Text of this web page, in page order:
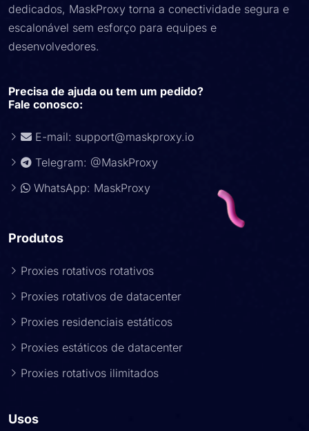
dedicados, MaskProxy torna a conectividade segura e
escalonável sem esforço para equipes e
desenvolvedores.
Precisa de ajuda ou tem um pedido?
Fale conosco:
E-mail: support@maskproxy.io
Telegram: @MaskProxy
WhatsApp: MaskProxy
Produtos
Proxies rotativos rotativos
Proxies rotativos de datacenter
Proxies residenciais estáticos
Proxies estáticos de datacenter
Proxies rotativos ilimitados
Usos